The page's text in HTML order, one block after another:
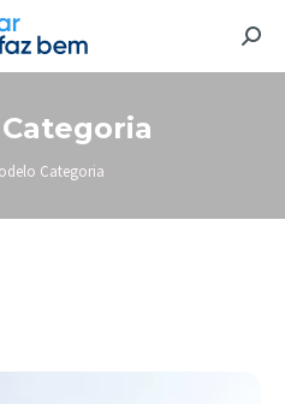
aqui:Categoria